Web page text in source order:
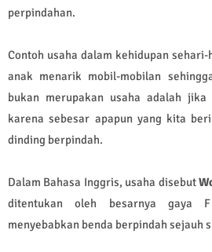
perpindahan.
Contoh usaha dalam kehidupan
anak menarik mobil-mobilan
bukan merupakan usaha adalah
karena sebesar apapun yang kita
dinding berpindah.
Dalam Bahasa Inggris, usaha disebut
ditentukan oleh besarnya gaya
menyebabkan benda berpindah sejauh